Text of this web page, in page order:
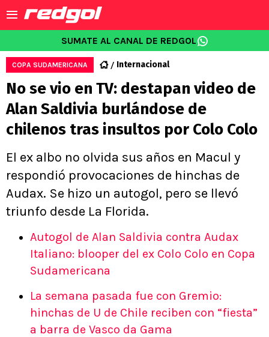
SUMATE AL CANAL DE REDGOL
COPA SUDAMERICANA Internacional
No se vio en TV: destapan video de
Alan Saldivia burlándose de
chilenos tras insultos por Colo Colo
El ex albo no olvida sus años en Macul y
respondió provocaciones de hinchas de
Audax. Se hizo un autogol, pero se llevó
triunfo desde La Florida.
Autogol de Alan Saldivia contra Audax
Italiano: blooper del ex Colo Colo en Copa
Sudamericana
La semana pasada fue con Gremio:
hinchas de U de Chile reciben con “fiesta”
a barra de Vasco da Gama